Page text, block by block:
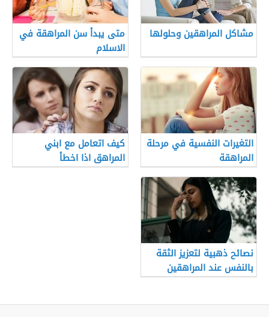
مشاكل المراهقين وحلولها
متى يبدأ سن المراهقة في
الاسلام
التغيرات النفسية في مرحلة
المراهقة
كيف اتعامل مع ابني
المراهق اذا اخطأ
نصائح ذهبية لتعزيز الثقة
بالنفس عند المراهقين